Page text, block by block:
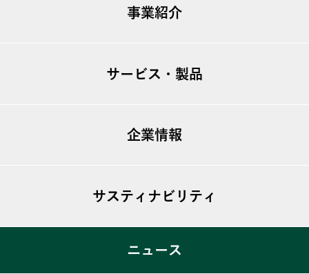
事業紹介
不動産事業
海外事業
サービス・製品
T-GARDEN
T-MIST
Simplicity®
企業情報
トップメッセージ
会社概要
沿革
サスティナビリティ
ACTION SDGs
ニュース